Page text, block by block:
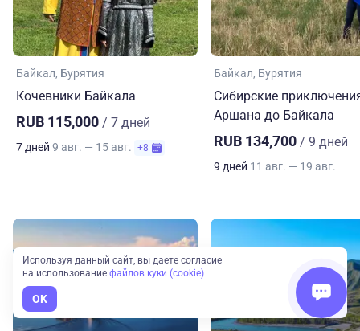
Байкал Бурятия
Кочевники Байкала
RUB 115,000 / 7 дней
7 дней 9 авг. — 15 авг. +8
Байкал Бурятия
Сибирские
Аршана до Байкала
RUB 134,700 / 9 дней
9 дней 11 авг. — 19 авг.
Используя данный сайт, вы даете согласие
на использование файлов куки (cookie)
OK